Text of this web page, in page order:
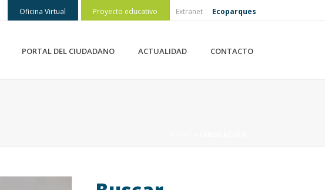
Oficina Virtual Proyecto educativo Extranet Ecoparques
PORTAL DEL CIUDADANO ACTUALIDAD CONTACTO